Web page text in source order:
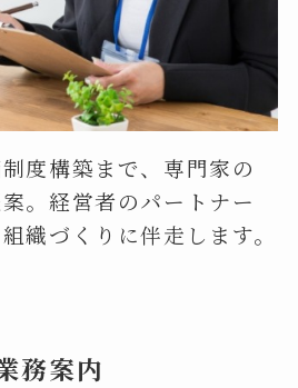
度構築まで、専門家の
。経営者のパートナー
織づくりに伴走します。
務案内